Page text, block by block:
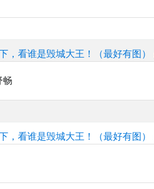
，看谁是毁城大王！（最好有图）
畅
，看谁是毁城大王！（最好有图）